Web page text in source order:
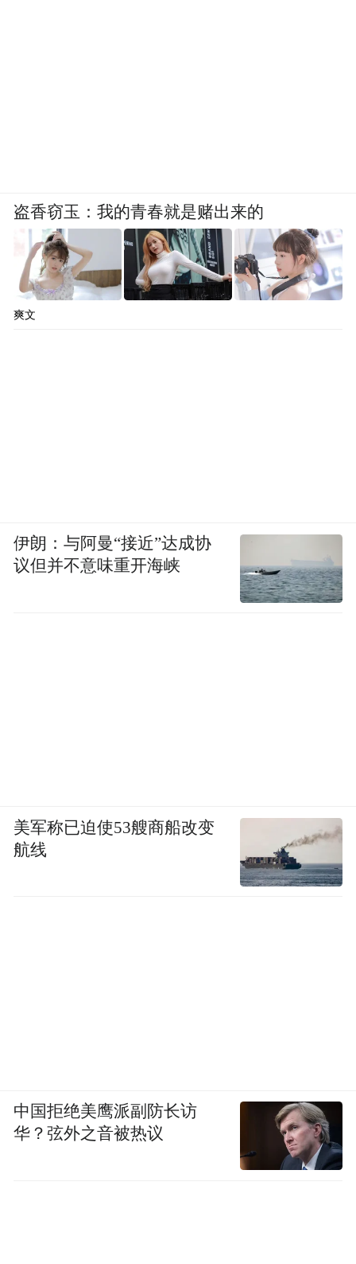
盗香窃玉：我的青春就是赌出来的
爽文
伊朗：与阿曼“接近”达成协
议但并不意味重开海峡
美军称已迫使53艘商船改变
航线
中国拒绝美鹰派副防长访
华？弦外之音被热议